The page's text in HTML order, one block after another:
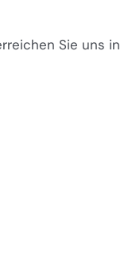
Sie uns in